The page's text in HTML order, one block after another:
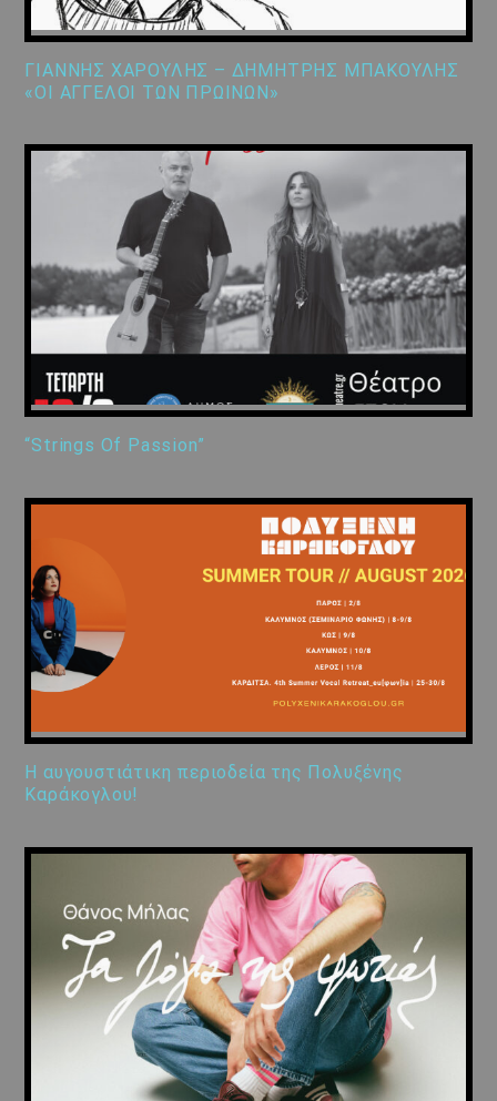
ΓΙΑΝΝΗΣ ΧΑΡΟΥΛΗΣ – ΔΗΜΗΤΡΗΣ ΜΠΑΚΟΥΛΗΣ
«ΟΙ ΑΓΓΕΛΟΙ ΤΩΝ ΠΡΩΙΝΩΝ»
“Strings Of Passion”
Η αυγουστιάτικη περιοδεία της Πολυξένης
Καράκογλου!